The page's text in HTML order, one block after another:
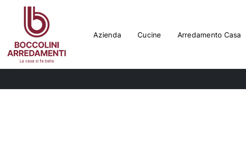
Azienda Cucine Arredamento Casa